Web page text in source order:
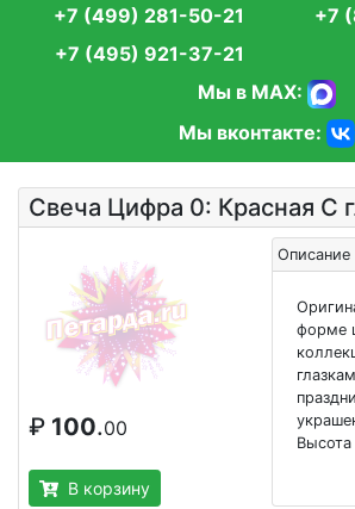
+7 (499) 281-50-21
+7 (495) 921-37-21
+7
Мы в MAX:
Мы вконтакте:
Свеча Цифра 0: Красная С
₽ 100.00
В корзину
Описание
форме